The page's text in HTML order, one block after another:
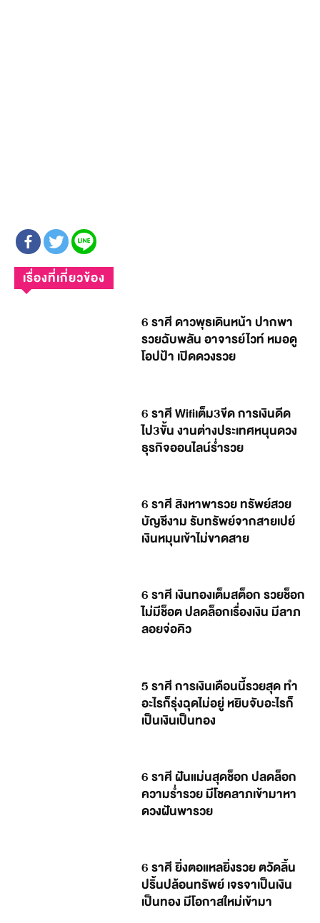
เรื่องที่เกี่ยวข้อง
6 ราศี ดาวพุธเดินหน้า ปากพา
รวยฉับพลัน อาจารย์ไวท์ หมอดู
โอปป้า เปิดดวงรวย
6 ราศี Wifiเต็ม3ขีด การเงินดีด
ไป3ขั้น งานต่างประเทศหนุนดวง
ธุรกิจออนไลน์ร่ำรวย
6 ราศี สิงหาพารวย ทรัพย์สวย
บัญชีงาม รับทรัพย์จากสายเปย์
เงินหมุนเข้าไม่ขาดสาย
6 ราศี เงินทองเต็มสต็อก รวยช็อก
ไม่มีช็อต ปลดล็อกเรื่องเงิน มีลาภ
ลอยจ่อคิว
5 ราศี การเงินเดือนนี้รวยสุด ทำ
อะไรก็รุ่งฉุดไม่อยู่ หยิบจับอะไรก็
เป็นเงินเป็นทอง
6 ราศี ฝันแม่นสุดช็อก ปลดล็อก
ความร่ำรวย มีโชคลาภเข้ามาหา
ดวงฝันพารวย
6 ราศี ยิ่งตอแหลยิ่งรวย ตวัดลิ้น
ปริ้นปล้อนทรัพย์ เจรจาเป็นเงิน
เป็นทอง มีโอกาสใหม่เข้ามา